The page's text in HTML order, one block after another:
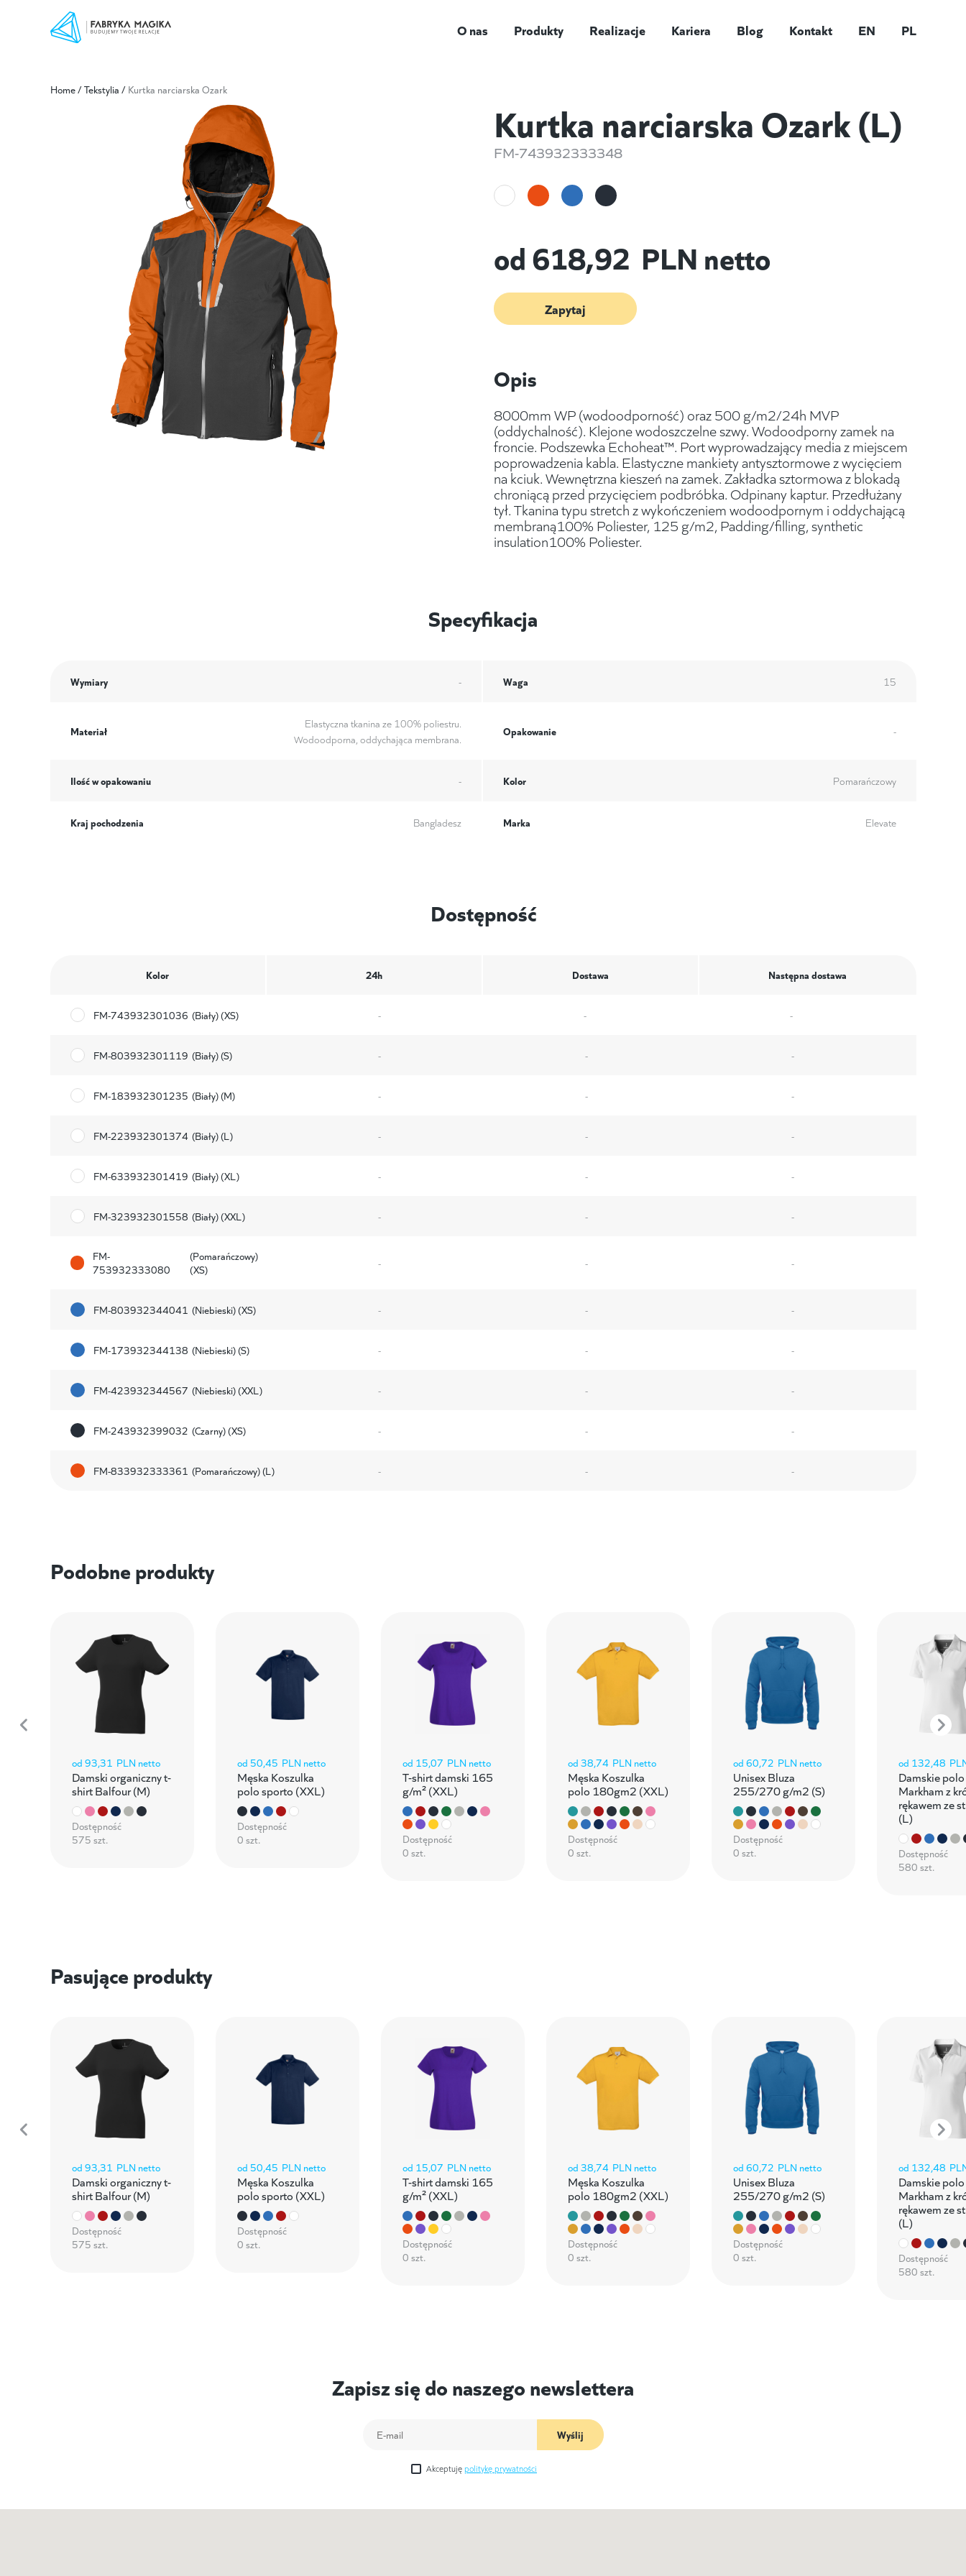
O nas Produkty Realizacje Kariera Blog Kontakt EN PL
Home/Tekstylia / Kurtka narciarska Ozark
Kurtka narciarska Ozark (L)
FM-743932333348
od618,92 PLN netto
Zapytaj
Opis
8000mm WP (wodoodporność) oraz 500 g/m2/24h MVP
(oddychalność). Klejone wodoszczelne szwy. Wodoodporny zamek na
froncie. Podszewka Echoheat™. Port wyprowadzający media z miejscem
poprowadzenia kabla. Elastyczne mankiety antysztormowe z wycięciem
na kciuk. Wewnętrzna kieszeń na zamek. Zakładka sztormowa z blokadą
chroniącą przed przycięciem podbróbka. Odpinany kaptur. Przedłużany
tył. Tkanina typu stretch z wykończeniem wodoodpornym i oddychającą
membraną100% Poliester, 125 g/m2, Padding/filling, synthetic
insulation100% Poliester.
Specyfikacja
Wymiary - Waga 15
Materiał
Elastyczna tkanina ze 100% poliestru.
Wodoodporna, oddychająca membrana.
Opakowanie -
Ilość w opakowaniu - Kolor Pomarańczowy
Kraj pochodzenia Bangladesz Marka Elevate
Dostępność
Kolor 24h Dostawa Następna dostawa
FM-743932301036 (Biały) (XS) - - -
FM-803932301119 (Biały) (S) - - -
FM-183932301235 (Biały) (M) - - -
FM-223932301374 (Biały) (L) - - -
FM-633932301419 (Biały) (XL) - - -
FM-323932301558 (Biały) (XXL) - - -
FM-
753932333080
(Pomarańczowy)
(XS)
- - -
FM-803932344041 (Niebieski) (XS) - - -
FM-173932344138 (Niebieski) (S) - - -
FM-423932344567 (Niebieski) (XXL) - - -
FM-243932399032 (Czarny) (XS) - - -
FM-833932333361 (Pomarańczowy) (L) - - -
Podobne produkty
od 93,31 PLN netto
Damski organiczny t-
shirt Balfour (M)
Dostępność
575 szt.
od 50,45 PLN netto
Męska Koszulka
polo sporto (XXL)
Dostępność
0 szt.
od 15,07 PLN netto
T-shirt damski 165
g/m² (XXL)
Dostępność
0 szt.
od 38,74 PLN netto
Męska Koszulka
polo 180gm2 (XXL)
Dostępność
0 szt.
od 60,72 PLN netto
Unisex Bluza
255/270 g/m2 (S)
Dostępność
0 szt.
od 132,48
Damskie polo
Markham z
rękawem ze
(L)
Dostępność
580 szt.
Pasujące produkty
od 93,31 PLN netto
Damski organiczny t-
shirt Balfour (M)
Dostępność
575 szt.
od 50,45 PLN netto
Męska Koszulka
polo sporto (XXL)
Dostępność
0 szt.
od 15,07 PLN netto
T-shirt damski 165
g/m² (XXL)
Dostępność
0 szt.
od 38,74 PLN netto
Męska Koszulka
polo 180gm2 (XXL)
Dostępność
0 szt.
od 60,72 PLN netto
Unisex Bluza
255/270 g/m2 (S)
Dostępność
0 szt.
od 132,48
Damskie polo
Markham z
rękawem ze
(L)
Dostępność
580 szt.
Zapisz się do naszego newslettera
Wyślij
Akceptuję politykę prywatności